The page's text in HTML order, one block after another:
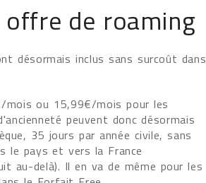
offre de roaming
désormais inclus sans surcoût dans
mois ou 15,99€/mois pour les
peuvent donc désormais
35 jours par année civile, sans
le pays et vers la France
au-delà). Il en va de même pour les